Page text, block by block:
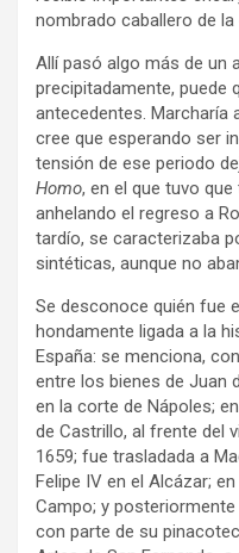
nombrado caballero de la
Allí pasó algo más de un
precipitadamente, puede
antecedentes. Marcharía
cree que esperando ser
tensión de ese periodo
Homo, en el que tuvo
anhelando el regreso a
tardío, se caracterizaba
sintéticas, aunque no
Se desconoce quién fue
hondamente ligada a la
España: se menciona,
entre los bienes de Juan
en la corte de Nápoles;
de Castrillo, al frente del
1659; fue trasladada a
Felipe IV en el Alcázar;
Campo; y
con parte de su